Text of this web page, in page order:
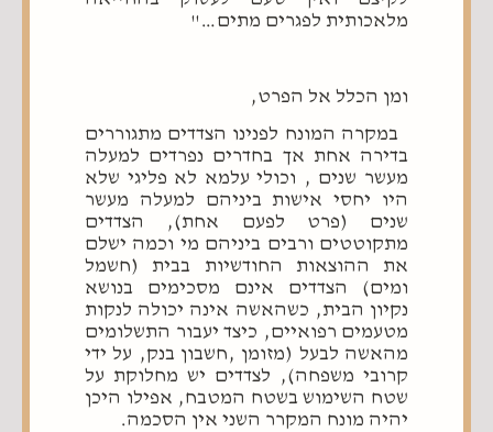
מלאכותית לפגרים מתים…"
ומן הכלל אל הפרט,
במקרה המונח לפנינו הצדדים מתגוררים
בדירה אחת אך בחדרים נפרדים למעלה
מעשר שנים , וכולי עלמא לא פליגי שלא
היו יחסי אישות ביניהם למעלה מעשר
שנים (פרט לפעם אחת), הצדדים
מתקוטטים ורבים ביניהם מי וכמה ישלם
את ההוצאות החודשיות בבית (חשמל
ומים) הצדדים אינם מסכימים בנושא
נקיון הבית, כשהאשה אינה יכולה לנקות
מטעמים רפואיים, כיצד יעבור התשלומים
מהאשה לבעל (מזומן ,חשבון בנק, על ידי
קרובי משפחה), לצדדים יש מחלוקת על
שטח השימוש בשטח המטבח, אפילו היכן
יהיה מונח המקרר השני אין הסכמה.